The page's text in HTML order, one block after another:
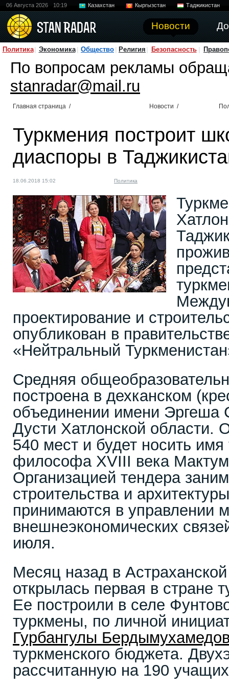
06 Августа 2026 10:19 Казахстан Кыргызстан Таджикистан
Новости
Политика Экономика Общество Религия Безопасность
По вопросам рекламы
stanradar@mail.ru
Главная страница / Новости /
Туркмения построит
диаспоры в
18.06.2018 15:02 Политика
проектирование и
опубликован в
«Нейтральный
Средняя
построена в дехканском
объединении имени Эргеша
Дусти Хатлонской области.
540 мест и будет носить имя
философа XVIII века
Организацией тендера
строительства и
принимаются в управлении
внешнеэкономических
июля.
Месяц назад в
открылась первая в стране
Ее построили в селе
туркмены, по личной
Гурбангулы
туркменского бюджета.
рассчитанную на 190